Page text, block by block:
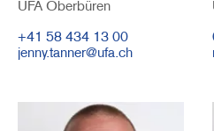
UFA Oberbüren
Telefonnummer
+41 58 434 13 00
E-
jenny.tanner@ufa.ch